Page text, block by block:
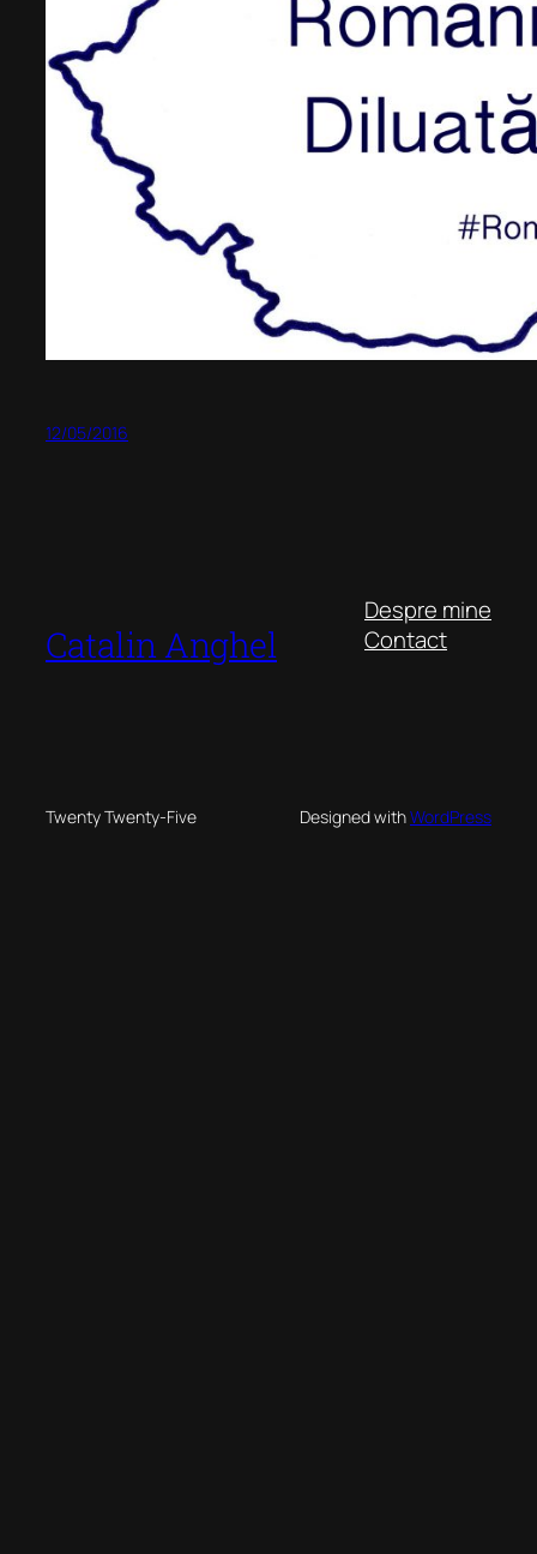
12/05/2016
Catalin Anghel
Despre mine
Contact
Twenty Twenty-Five Designed withWordPress